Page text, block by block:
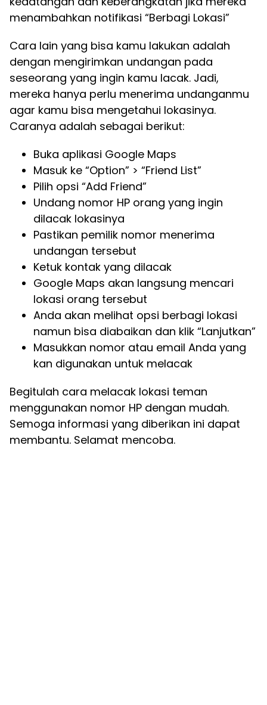
menambahkan notifikasi “Berbagi Lokasi”
Cara lain yang bisa kamu lakukan adalah
dengan mengirimkan undangan pada
seseorang yang ingin kamu lacak. Jadi,
mereka hanya perlu menerima undanganmu
agar kamu bisa mengetahui lokasinya.
Caranya adalah sebagai berikut:
Buka aplikasi Google Maps
Masuk ke “Option” > “Friend List”
Pilih opsi “Add Friend”
Undang nomor HP orang yang ingin
dilacak lokasinya
Pastikan pemilik nomor menerima
undangan tersebut
Ketuk kontak yang dilacak
Google Maps akan langsung mencari
lokasi orang tersebut
Anda akan melihat opsi berbagi lokasi
namun bisa diabaikan dan klik “Lanjutkan”
Masukkan nomor atau email Anda yang
kan digunakan untuk melacak
Begitulah cara melacak lokasi teman
menggunakan nomor HP dengan mudah.
Semoga informasi yang diberikan ini dapat
membantu. Selamat mencoba.